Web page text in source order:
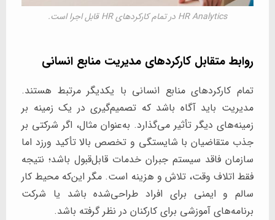
HR Analytics در تمام کارکردهای HR قابل اجرا است.
روابط متقابل کارکردهای مدیریت منابع انسانی
تمام کارکردهای منابع انسانی با یکدیگر مرتبط هستند.
مدیریت باید آگاه باشد که تصمیم‌گیری در یک زمینه بر
زمینه‌های دیگر تأثیر می‌گذارد. به‌عنوان مثال، اگر شرکتی بر
جذب متقاضیان با شایستگی و تخصص بالا تأکید ورزد اما
سازمان فاقد سیستم جبران خدمات قابل‌قبول باشد؛ نتیجه
فقط اتلاف وقت، تلاش و هزینه است. مگر این‌که محیط کار
سالم و ایمنی برای افراد طراحی‌شده باشد یا شرکت
برنامه‌های آموزشی برای کارکنان در نظر گرفته باشد.